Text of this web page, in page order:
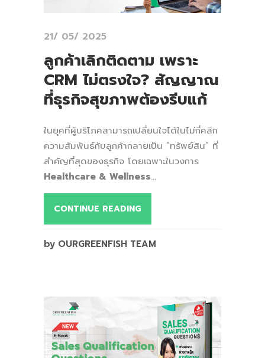
21/ 05/ 2025
ลูกค้าเลิกติดตาม เพราะ
CRM ไม่ตรงใจ? สัญญาณ
ที่ธุรกิจสุขภาพต้องรีบแก้
ในยุคที่ผู้บริโภคสามารถเปลี่ยนใจได้ในไม่กี่คลิก
ความสัมพันธ์กับลูกค้ากลายเป็น “ทรัพย์สิน” ที่
สำคัญที่สุดของธุรกิจ โดยเฉพาะในวงการ
Healthcare & Wellness...
CONTINUE READING
by OURGREENFISH TEAM